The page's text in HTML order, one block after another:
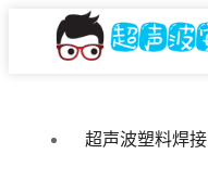
超声波塑料焊接